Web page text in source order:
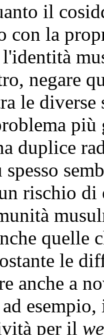
il
con la
l'identità
negare
le diverse
duplice
spesso
rischio di
quelle
le
anche a
per il